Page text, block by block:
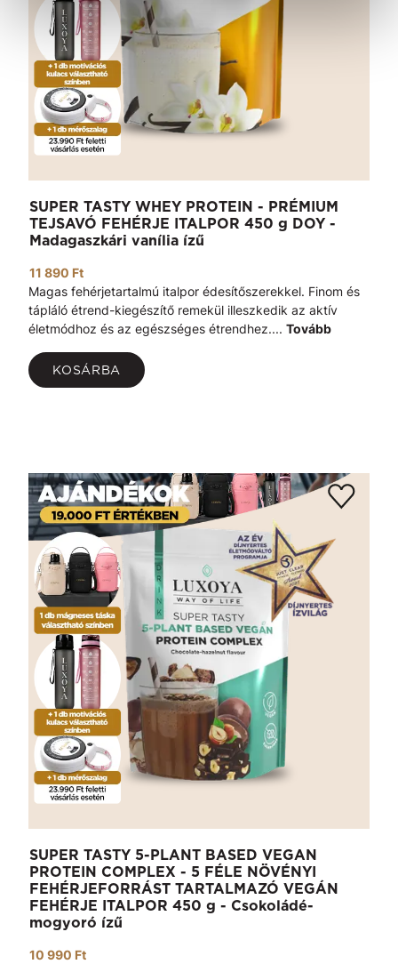
SUPER TASTY WHEY PROTEIN - PRÉMIUM
TEJSAVÓ FEHÉRJE ITALPOR 450 g DOY -
Madagaszkári vanília ízű
11 890 Ft
Magas fehérjetartalmú italpor édesítőszerekkel. Finom és
tápláló étrend-kiegészítő remekül illeszkedik az aktív
életmódhoz és az egészséges étrendhez.... Tovább
KOSÁRBA
SUPER TASTY 5-PLANT BASED VEGAN
PROTEIN COMPLEX - 5 FÉLE NÖVÉNYI
FEHÉRJEFORRÁST TARTALMAZÓ VEGÁN
FEHÉRJE ITALPOR 450 g - Csokoládé-
mogyoró ízű
10 990 Ft